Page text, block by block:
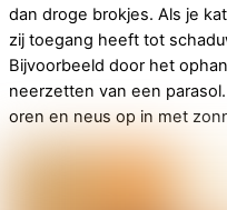
dan droge brokjes. Als je
zij toegang heeft tot
Bijvoorbeeld door het
neerzetten van een
oren en neus op in met